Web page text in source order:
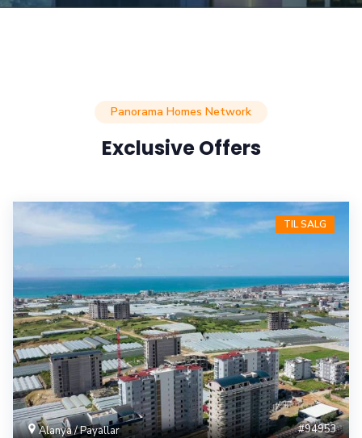
Panorama Homes Network
Exclusive Offers
TIL SALG
Alanya / Payallar #94953